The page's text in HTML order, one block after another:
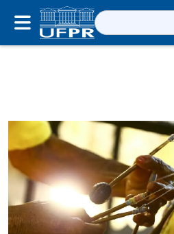
Pesquisar
por: